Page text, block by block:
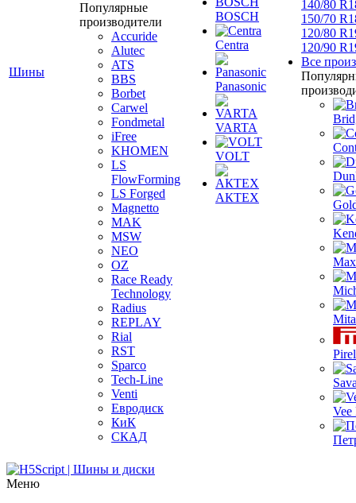
Шины
Популярные
производители
Accuride
Alutec
ATS
BBS
Borbet
Carwel
Fondmetal
iFree
KHOMEN
LS
FlowForming
LS Forged
Magnetto
MAK
MSW
NEO
OZ
Race Ready
Technology
Radius
REPLAY
Rial
RST
Sparco
Tech-Line
Venti
Евродиск
КиК
СКАД
BOSCH
Centra
Panasonic
VARTA
VOLT
АКТЕХ
140/80
150/70
120/80
120/90
Все
Vee
Меню